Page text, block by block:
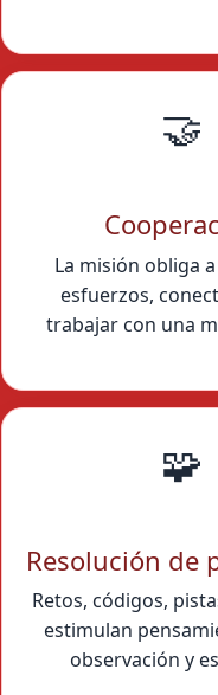
🤝
La misión obliga
esfuerzos,
trabajar con una
🧩
Resolución de
Retos, códigos,
estimulan
observación y